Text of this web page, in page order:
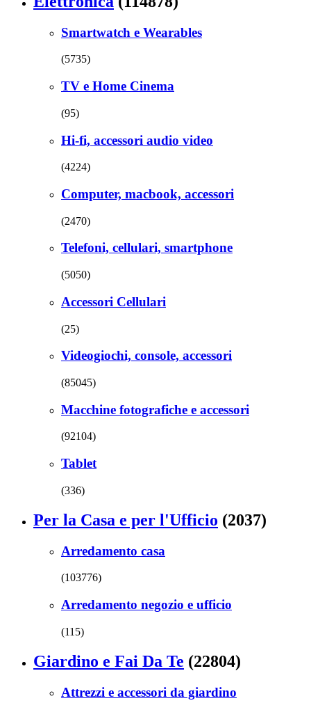
Smartwatch e Wearables
(5735)
TV e Home Cinema
(95)
Hi-fi, accessori audio video
(4224)
Computer, macbook, accessori
(2470)
Telefoni, cellulari, smartphone
(5050)
Accessori Cellulari
(25)
Videogiochi, console, accessori
(85045)
Macchine fotografiche e accessori
(92104)
Tablet
(336)
Per la Casa e per l'Ufficio (2037)
Arredamento casa
(103776)
Arredamento negozio e ufficio
(115)
Giardino e Fai Da Te (22804)
Attrezzi e accessori da giardino